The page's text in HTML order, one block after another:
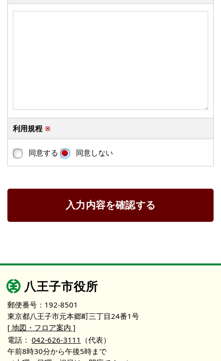
利用規程 ※
同意する 同意しない
入力内容を確認する
八王子市役所
郵便番号：192-8501
東京都八王子市元本郷町三丁目24番1号
[ 地図・フロア案内 ]
電話： 042-626-3111 （代表）
午前8時30分から午後5時まで